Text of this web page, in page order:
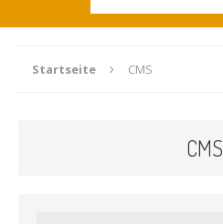
Startseite CMS
CMS